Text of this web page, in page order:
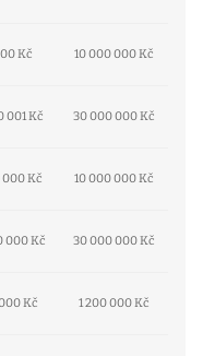
Kč 10 000 000 Kč
001 Kč 30 000 000 Kč
000 Kč 10 000 000 Kč
000 Kč 30 000 000 Kč
Kč 1 200 000 Kč